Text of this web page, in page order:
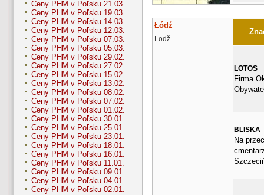
Ceny PHM v Poľsku 21.03.
Ceny PHM v Poľsku 19.03.
Ceny PHM v Poľsku 14.03.
Ceny PHM v Poľsku 12.03.
Ceny PHM v Poľsku 07.03.
Ceny PHM v Poľsku 05.03.
Ceny PHM v Poľsku 29.02.
Ceny PHM v Poľsku 27.02.
Ceny PHM v Poľsku 15.02.
Ceny PHM v Poľsku 13.02.
Ceny PHM v Poľsku 08.02.
Ceny PHM v Poľsku 07.02.
Ceny PHM v Poľsku 01.02.
Ceny PHM v Poľsku 30.01.
Ceny PHM v Poľsku 25.01.
Ceny PHM v Poľsku 23.01.
Ceny PHM v Poľsku 18.01.
Ceny PHM v Poľsku 16.01.
Ceny PHM v Poľsku 11.01.
Ceny PHM v Poľsku 09.01.
Ceny PHM v Poľsku 04.01.
Ceny PHM v Poľsku 02.01.
Łódź
Lodž
LOTOS
Firma
BLISKA
Na